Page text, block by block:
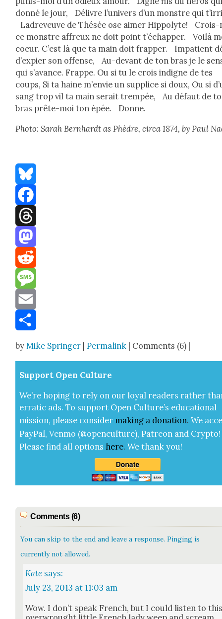
don­né le jour, Délivre l’u­nivers d’un mon­stre qui
Ladreveuve de Thésée ose aimer Hip­poly­te! Crois-
ce mon­stre affreux ne doit point t’échap­per. Voilà
coeur. C’est là que ta main doit frap­per. Impa­tient
d’ex­pi­er son offense, Au-devant de ton bras je le
qui s’a­vance. Frappe. Ou si tu le crois indigne de tes
coups, Si ta haine m’en­vie un sup­plice si doux, Ou si
sang trop vil ta main serait trem­pée, Au défaut de
bras prête-moi ton épée. Donne.
Pho­to: Sarah Bern­hardt as Phè­dre, cir­ca 1874, by Paul
Bluesky
Facebook
Threads
Mastodon
Reddit
Message
Email
by Mike Springer |Permalink | Comments (6) |
Sup­port Open Cul­ture
We’re hop­ing to rely on our loy­al read­ers rather
errat­ic ads. To sup­port Open Cul­ture’s edu­ca­tion­al
mis­sion, please con­sid­er mak­ing a dona­tion. We
Pay­Pal, Ven­mo (@openculture), Patre­on and Cryp­to!
Please find all options here.We thank you!
Comments (6)
You can skip to the end and leave a response. Pinging is
currently not allowed.
Kate says:
July 23, 2013 at 11:03 am
Wow. I don’t speak French, but I could lis­ten to